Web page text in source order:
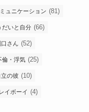
ュニケーション (81)
だいと自分 (66)
さん (52)
倫・浮気 (25)
立の彼 (10)
イボーイ (4)